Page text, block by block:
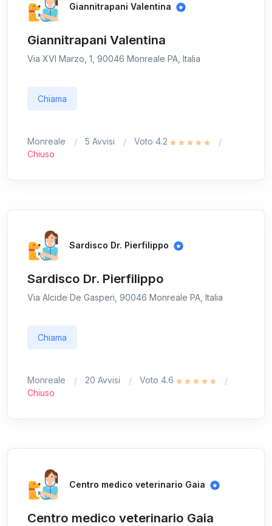
Giannitrapani Valentina
Giannitrapani Valentina
Via XVI Marzo, 1, 90046 Monreale PA, Italia
Chiama
Monreale 5 Avvisi
Voto 4.2
Chiuso
Sardisco Dr. Pierfilippo
Sardisco Dr. Pierfilippo
Via Alcide De Gasperi, 90046 Monreale PA, Italia
Chiama
Monreale 20 Avvisi
Voto 4.6
Chiuso
Centro medico veterinario Gaia
Centro medico veterinario Gaia